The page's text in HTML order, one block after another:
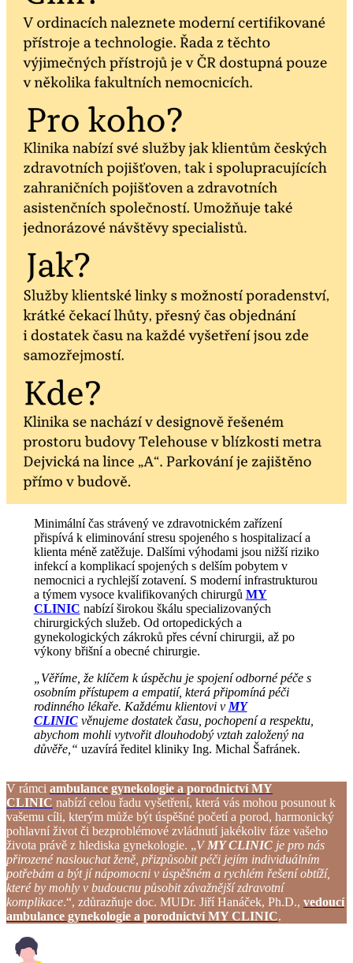
Minimální čas strávený ve zdravotnickém zařízení
přispívá k eliminování stresu spojeného s hospitalizací a
klienta méně zatěžuje. Dalšími výhodami jsou nižší riziko
infekcí a komplikací spojených s delším pobytem v
nemocnici a rychlejší zotavení. S moderní infrastrukturou
a týmem vysoce kvalifikovaných chirurgů MY
CLINIC nabízí širokou škálu specializovaných
chirurgických služeb. Od ortopedických a
gynekologických zákroků přes cévní chirurgii, až po
výkony břišní a obecné chirurgie.
„Věříme, že klíčem k úspěchu je spojení odborné péče s
osobním přístupem a empatií, která připomíná péči
rodinného lékaře. Každému klientovi v MY
CLINIC věnujeme dostatek času, pochopení a respektu,
abychom mohli vytvořit dlouhodobý vztah založený na
důvěře,“ uzavírá ředitel kliniky Ing. Michal Šafránek.
V rámci ambulance gynekologie a porodnictví MY
CLINIC nabízí celou řadu vyšetření, která vás mohou posunout k
vašemu cíli, kterým může být úspěšné početí a porod, harmonický
pohlavní život či bezproblémové zvládnutí jakékoliv fáze vašeho
života právě z hlediska gynekologie. „V MY CLINIC je pro nás
přirozené naslouchat ženě, přizpůsobit péči jejím individuálním
potřebám a být jí nápomocni v úspěšném a rychlém řešení obtíží,
které by mohly v budoucnu působit závažnější zdravotní
komplikace.“, zdůrazňuje doc. MUDr. Jiří Hanáček, Ph.D., vedoucí
ambulance gynekologie a porodnictví MY CLINIC.